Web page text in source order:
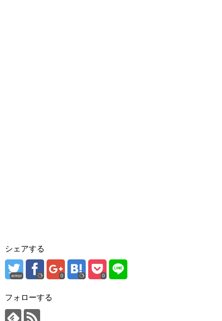
シェアする
error 0 0
フォローする